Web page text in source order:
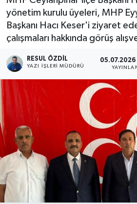
yönetim kurulu üyeleri, MHP
Başkanı Hacı Keser'i ziyaret
çalışmaları hakkında görüş
RESUL ÖZDIL
YAZI İŞLERI MÜDÜRÜ
05.07.2026